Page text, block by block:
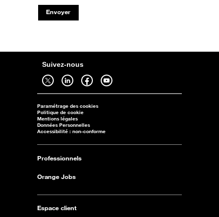
Envoyer
Suivez-nous
Suivez-nous sur twitter - ouverture dans un nouvel onglet Suivez-nous sur linkedin - ouverture dans un nouvel onglet Suivez-nous sur facebook - ouverture dans un nouvel onglet Suivez-nous sur youtube - ouverture dans un nouvel onglet
Paramétrage des cookies
Politique de cookie
Mentions légales
Données Personnelles
Accessibilité : non-conforme
Professionnels
Orange Jobs
Espace client